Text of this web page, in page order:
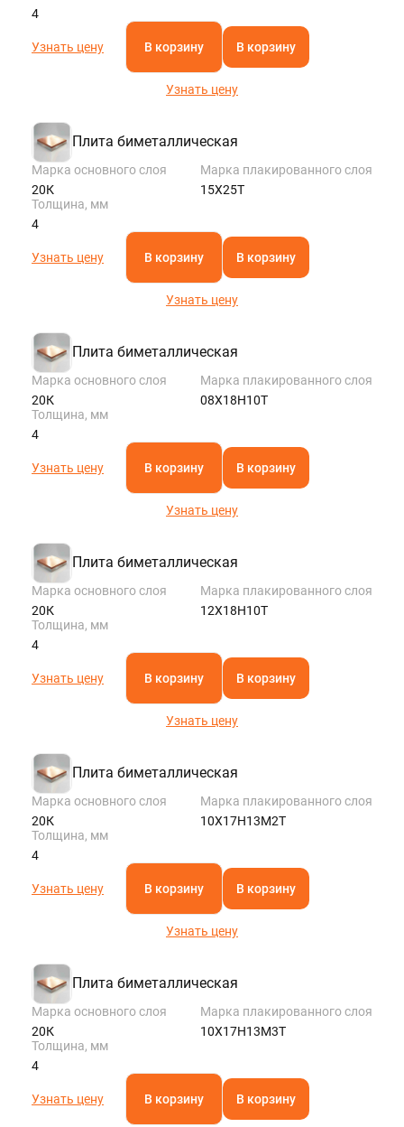
4
Узнать цену В корзину В корзину
Узнать цену
Плита биметаллическая
Марка основного слоя
20К
Марка плакированного слоя
15Х25Т
Толщина, мм
4
Узнать цену В корзину В корзину
Узнать цену
Плита биметаллическая
Марка основного слоя
20К
Марка плакированного слоя
08Х18Н10Т
Толщина, мм
4
Узнать цену В корзину В корзину
Узнать цену
Плита биметаллическая
Марка основного слоя
20К
Марка плакированного слоя
12Х18Н10Т
Толщина, мм
4
Узнать цену В корзину В корзину
Узнать цену
Плита биметаллическая
Марка основного слоя
20К
Марка плакированного слоя
10Х17Н13М2Т
Толщина, мм
4
Узнать цену В корзину В корзину
Узнать цену
Плита биметаллическая
Марка основного слоя
20К
Марка плакированного слоя
10Х17Н13М3Т
Толщина, мм
4
Узнать цену В корзину В корзину